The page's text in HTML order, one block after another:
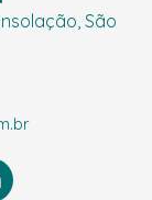
São